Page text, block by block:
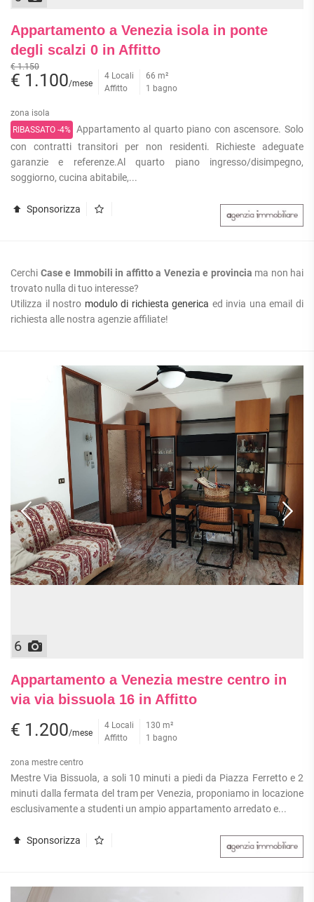
Appartamento a Venezia isola in ponte
degli scalzi 0 in Affitto
€ 1.150
€ 1.100/mese
4 Locali
Affitto
66 m²
1 bagno
zona isola
RIBASSATO -4% Appartamento al quarto piano con ascensore. Solo
con contratti transitori per non residenti. Richieste adeguate
garanzie e referenze.Al quarto piano ingresso/disimpegno,
soggiorno, cucina abitabile,...
Sponsorizza
Cerchi Case e Immobili in affitto a Venezia e provincia ma non hai
trovato nulla di tuo interesse?
Utilizza il nostro modulo di richiesta generica ed invia una email di
richiesta alle nostra agenzie affiliate!
6
Appartamento a Venezia mestre centro in
via via bissuola 16 in Affitto
€ 1.200/mese
4 Locali
Affitto
130 m²
1 bagno
zona mestre centro
Mestre Via Bissuola, a soli 10 minuti a piedi da Piazza Ferretto e 2
minuti dalla fermata del tram per Venezia, proponiamo in locazione
esclusivamente a studenti un ampio appartamento arredato e...
Sponsorizza